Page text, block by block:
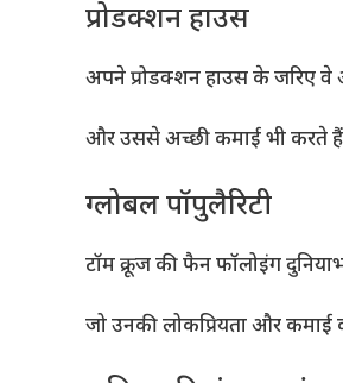
प्रोडक्शन हाउस
अपने प्रोडक्शन हाउस के जरिए वे
और उससे अच्छी कमाई भी करते
ग्लोबल पॉपुलैरिटी
टॉम क्रूज की फैन फॉलोइंग
जो उनकी लोकप्रियता और कमाई